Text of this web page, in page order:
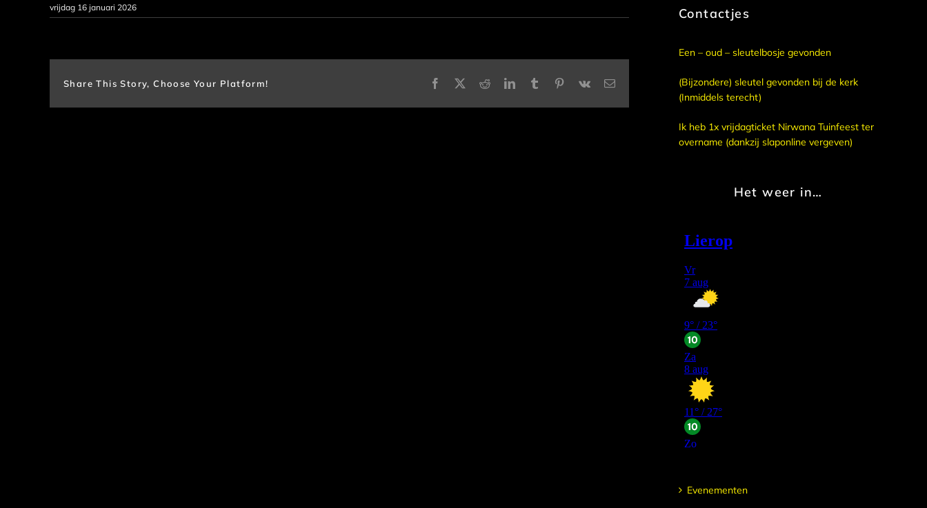
vrijdag 16 januari 2026
Share This Story, Choose Your Platform! Facebook RedditLinkedInTumblr Pinterest
Vk
E-
Contactjes
Een – oud – sleutelbosje gevonden
(Bijzondere) sleutel gevonden bij de kerk
(Inmiddels terecht)
Ik heb 1x vrijdagticket Nirwana Tuinfeest ter
overname (dankzij slaponline vergeven)
Het weer in…
Evenementen